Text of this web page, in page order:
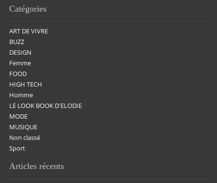
Catégories
ART DE VIVRE
BUZZ
DESIGN
Femme
FOOD
HIGH TECH
Homme
LE LOOK BOOK D'ELODIE
MODE
MUSIQUE
Non classé
Sport
Articles récents